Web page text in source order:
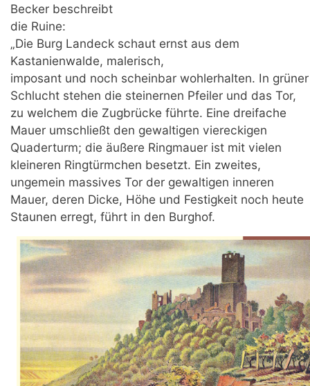
Becker beschreibt
die Ruine:
„Die Burg Landeck schaut ernst aus dem
Kastanienwalde, malerisch,
imposant und noch scheinbar wohlerhalten. In grüner
Schlucht stehen die steinernen Pfeiler und das Tor,
zu welchem die Zugbrücke führte. Eine dreifache
Mauer umschließt den gewaltigen viereckigen
Quaderturm; die äußere Ringmauer ist mit vielen
kleineren Ringtürmchen besetzt. Ein zweites,
ungemein massives Tor der gewaltigen inneren
Mauer, deren Dicke, Höhe und Festigkeit noch heute
Staunen erregt, führt in den Burghof.